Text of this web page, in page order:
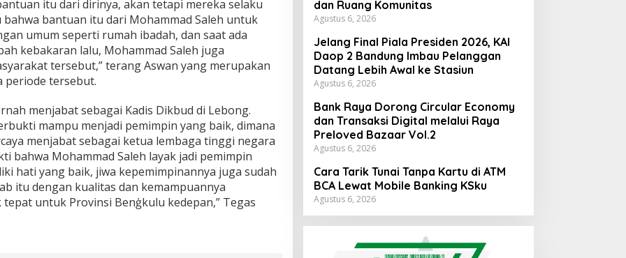
itu dari dirinya, akan tetapi mereka selaku
bantuan itu dari Mohammad Saleh untuk
umum seperti rumah ibadah, dan saat ada
kebakaran lalu, Mohammad Saleh juga
tersebut,” terang Aswan yang merupakan
periode tersebut.
menjabat sebagai Kadis Dikbud di Lebong.
mampu menjadi pemimpin yang baik, dimana
menjabat sebagai ketua lembaga tinggi negara
bahwa Mohammad Saleh layak jadi pemimpin
hati yang baik, jiwa kepemimpinannya juga sudah
itu dengan kualitas dan kemampuannya
untuk Provinsi Benģkulu kedepan,” Tegas
dan Ruang Komunitas
Agustus 6, 2026
Jelang Final Piala Presiden 2026, KAI
Daop 2 Bandung Imbau Pelanggan
Datang Lebih Awal ke Stasiun
Agustus 6, 2026
Bank Raya Dorong Circular Economy
dan Transaksi Digital melalui Raya
Preloved Bazaar Vol.2
Agustus 6, 2026
Cara Tarik Tunai Tanpa Kartu di ATM
BCA Lewat Mobile Banking KSku
Agustus 6, 2026